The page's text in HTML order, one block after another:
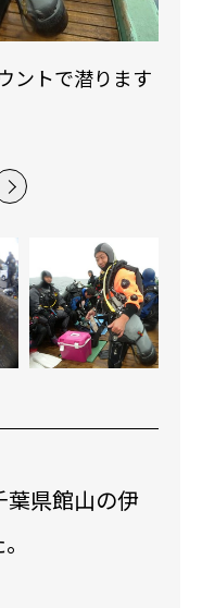
クエとご対面
葉県館山の伊